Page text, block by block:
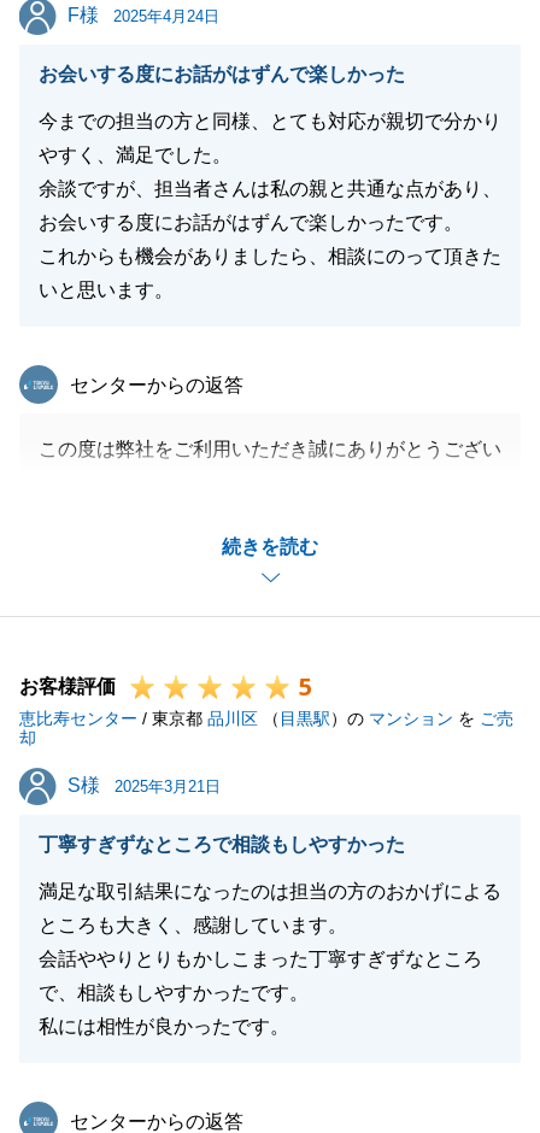
F様
F様 2025年4月24日
お会いする度にお話がはずんで楽しかった
今までの担当の方と同様、とても対応が親切で分かり
やすく、満足でした。
余談ですが、担当者さんは私の親と共通な点があり、
お会いする度にお話がはずんで楽しかったです。
これからも機会がありましたら、相談にのって頂きた
いと思います。
続きを読む
東急リバブル
センターからの返答
この度は弊社をご利用いただき誠にありがとうござい
私もF様と色々なお話ができて、訪問する度に楽しい
時間を過ごせました。
し上げます。
今後も、不動産のことでお困り事等ございましたら、
今後ともどうぞよろしくお願いいたします。
閉じる
お客様評価 5
恵比寿センター / 東京都 品川区 （ 目黒駅）の マンション を ご売
却
S様
S様 2025年3月21日
丁寧すぎずなところで相談もしやすかった
満足な取引結果になったのは担当の方のおかげによる
ところも大きく、感謝しています。
会話ややりとりもかしこまった丁寧すぎずなところ
で、相談もしやすかったです。
私には相性が良かったです。
東急リバブル
センターからの返答